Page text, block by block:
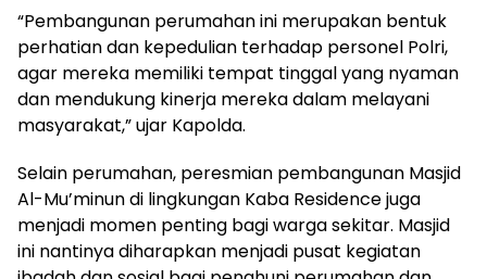
“Pembangunan perumahan ini merupakan bentuk
perhatian dan kepedulian terhadap personel Polri,
agar mereka memiliki tempat tinggal yang nyaman
dan mendukung kinerja mereka dalam melayani
masyarakat,” ujar Kapolda.
Selain perumahan, peresmian pembangunan Masjid
Al-Mu’minun di lingkungan Kaba Residence juga
menjadi momen penting bagi warga sekitar. Masjid
ini nantinya diharapkan menjadi pusat kegiatan